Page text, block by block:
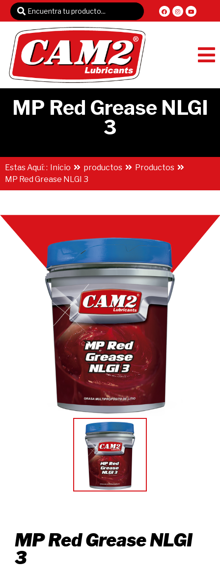
MP Red Grease NLGI
3
Estas Aquí: : Inicio productos
Productos
MP Red Grease NLGI 3
MP Red Grease NLGI
3